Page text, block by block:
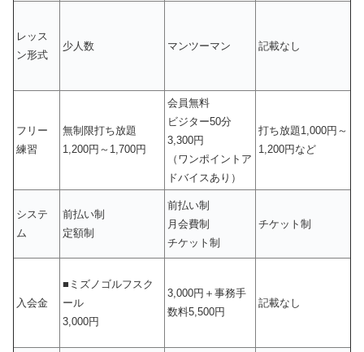
レッス
ン形式
少人数 マンツーマン 記載なし
フリー
練習
無制限打ち放題
1,200円～1,700円
会員無料
ビジター50分
3,300円
（ワンポイントア
ドバイスあり）
打ち放題1,000円～
1,200円など
システ
ム
前払い制
定額制
前払い制
月会費制
チケット制
チケット制
入会金
■ミズノゴルフスク
ール
3,000円
3,000円＋事務手
数料5,500円
記載なし